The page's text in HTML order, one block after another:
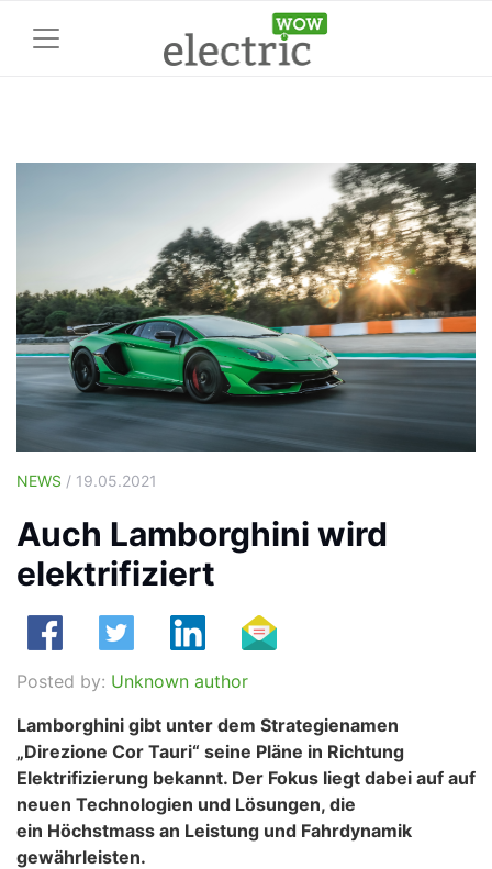
NEWS / 19.05.2021
Auch Lamborghini wird
elektrifiziert
Posted by: Unknown author
Lamborghini gibt unter dem Strategienamen
„Direzione Cor Tauri“ seine Pläne in Richtung
Elektrifizierung bekannt. Der Fokus liegt dabei auf auf
neuen Technologien und Lösungen, die
ein Höchstmass an Leistung und Fahrdynamik
gewährleisten.